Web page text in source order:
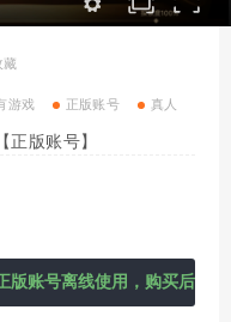
藏
游戏 正版账号 真人
版账号】
版账号离线使用，购买后在